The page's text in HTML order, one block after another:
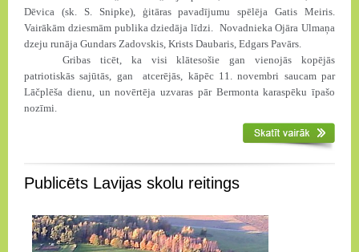
Dēvica (sk. S. Snipke), ģitāras pavadījumu spēlēja Gatis Meiris.
Vairākām dziesmām publika dziedāja līdzi. Novadnieka Ojāra Ulmaņa
dzeju runāja Gundars Zadovskis, Krists Daubaris, Edgars Pavārs.
Gribas ticēt, ka visi klātesošie gan vienojās kopējās
patriotiskās sajūtās, gan atcerējās, kāpēc 11. novembri saucam par
Lāčplēša dienu, un novērtēja uzvaras pār Bermonta karaspēku īpašo
nozīmi.
Publicēts Lavijas skolu reitings